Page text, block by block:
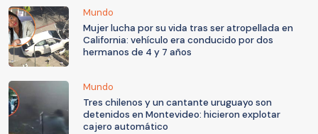
Mundo
Mujer lucha por su vida tras ser atropellada en
California: vehículo era conducido por dos
hermanos de 4 y 7 años
Mundo
Tres chilenos y un cantante uruguayo son
detenidos en Montevideo: hicieron explotar
cajero automático